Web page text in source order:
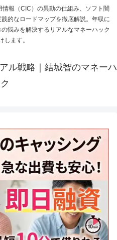
報（CIC）の異動の仕組み、ソフト闇
的なロードマップを徹底解説。年収に
悩みを解決するリアルなマネーハック
します。
ル戦略｜結城智のマネーハ